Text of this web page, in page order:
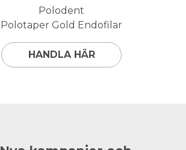
Polodent
Polotaper Gold Endofilar
HANDLA HÄR